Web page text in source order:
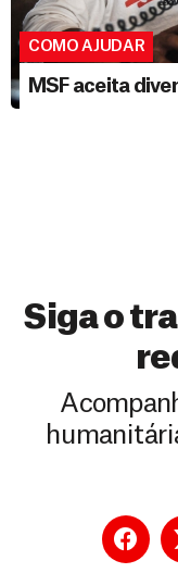
COMO AJUDAR
MSF aceita
Siga o